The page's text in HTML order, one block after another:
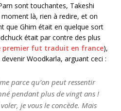
sont touchantes, Takeshi
là, rien à redire, et on
que Ghim était en quelque sort
était par contre des plus
premier fut traduit en france),
Woodkarla, arguant ceci :
parce qu’on peut ressentir
pendant plus de vingt ans !
je vous le concède. Mais